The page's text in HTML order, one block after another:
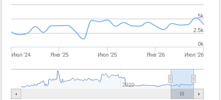
Июл '24 Янв '25 Июл '25 Янв '26 Июл '26
2020
5k
0k
2.5k